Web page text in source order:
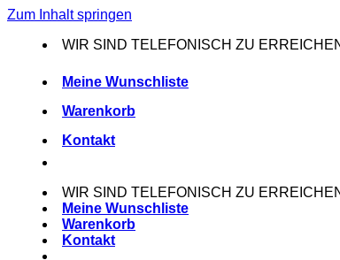
Zum Inhalt springen
WIR SIND TELEFONISCH ZU
Meine Wunschliste
Warenkorb
Kontakt
WIR SIND TELEFONISCH ZU
Meine Wunschliste
Warenkorb
Kontakt